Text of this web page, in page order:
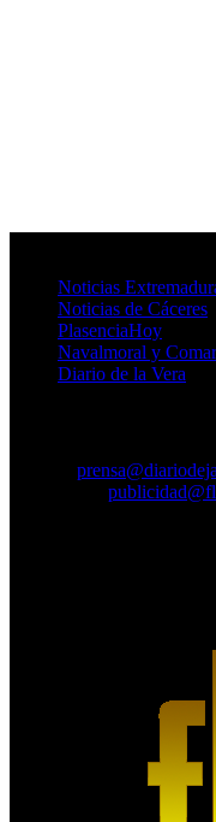
Noticias
Noticias de Cáceres
PlasenciaHoy
Navalmoral y
Diario de la Vera